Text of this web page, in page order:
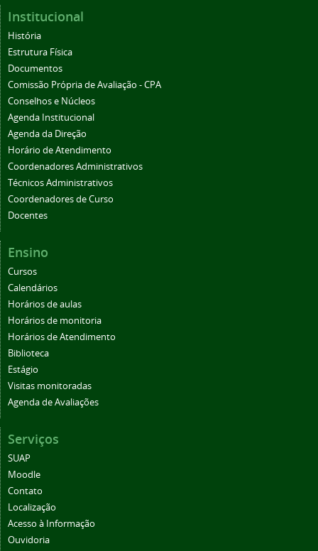
Institucional
História
Estrutura Física
Documentos
Comissão Própria de Avaliação - CPA
Conselhos e Núcleos
Agenda Institucional
Agenda da Direção
Horário de Atendimento
Coordenadores Administrativos
Técnicos Administrativos
Coordenadores de Curso
Docentes
Ensino
Cursos
Calendários
Horários de aulas
Horários de monitoria
Horários de Atendimento
Biblioteca
Estágio
Visitas monitoradas
Agenda de Avaliações
Serviços
SUAP
Moodle
Contato
Localização
Acesso à Informação
Ouvidoria